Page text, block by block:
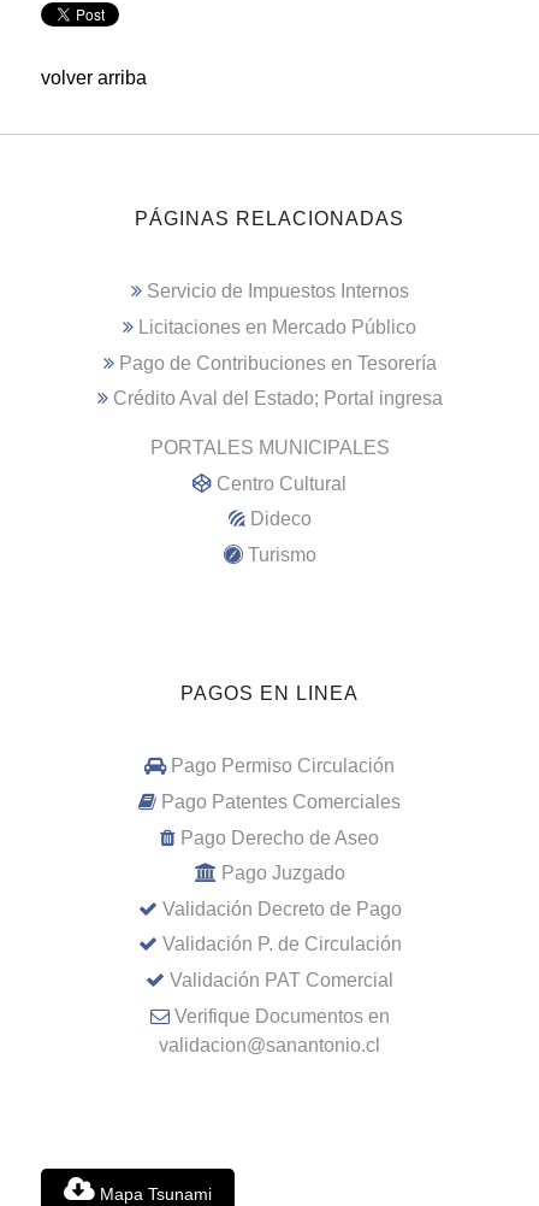
volver arriba
PÁGINAS RELACIONADAS
Servicio de Impuestos Internos
Licitaciones en Mercado Público
Pago de Contribuciones en Tesorería
Crédito Aval del Estado; Portal ingresa
PORTALES MUNICIPALES
Centro Cultural
Dideco
Turismo
PAGOS EN LINEA
Pago Permiso Circulación
Pago Patentes Comerciales
Pago Derecho de Aseo
Pago Juzgado
Validación Decreto de Pago
Validación P. de Circulación
Validación PAT Comercial
Verifique Documentos en
validacion@sanantonio.cl
Mapa Tsunami